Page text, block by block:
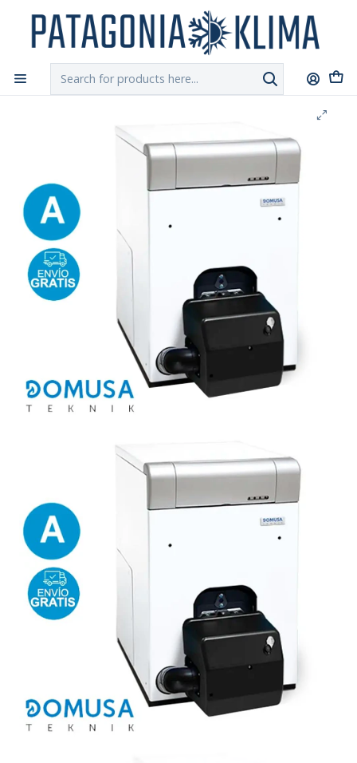
Chilexpress
Home Calefacción Central
Caldera a Petroleo Domusa Jaka 40 HFS Con Quemador